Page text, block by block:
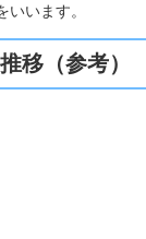
います。
移（参考）